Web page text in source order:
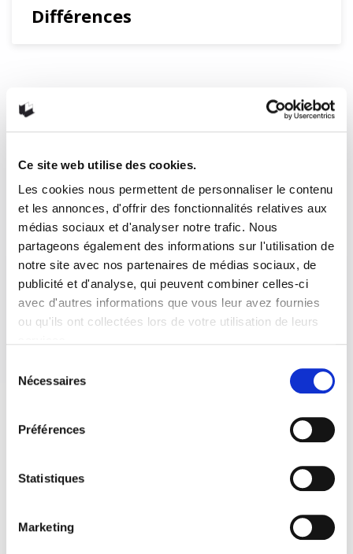
Ce site web utilise des cookies.
Les cookies nous permettent de personnaliser le contenu
et les annonces, d'offrir des fonctionnalités relatives aux
médias sociaux et d'analyser notre trafic. Nous
partageons également des informations sur l'utilisation de
notre site avec nos partenaires de médias sociaux, de
publicité et d'analyse, qui peuvent combiner celles-ci
avec d'autres informations que vous leur avez fournies
ou qu'ils ont collectées lors de votre utilisation de leurs
Nécessaires
Préférences
Statistiques
Marketing
Différences